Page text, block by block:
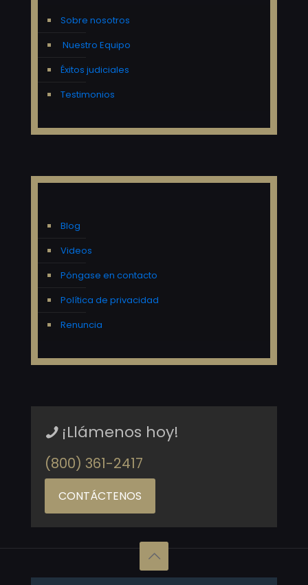
Sobre nosotros
Nuestro Equipo
Éxitos judiciales
Testimonios
Blog
Videos
Póngase en contacto
Política de privacidad
Renuncia
¡Llámenos hoy!
(800) 361-2417
CONTÁCTENOS